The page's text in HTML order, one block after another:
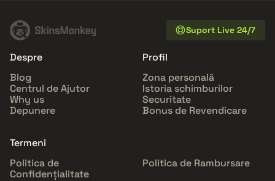
Suport Live 24/7
Despre
Blog
Centrul de Ajutor
Why us
Depunere
Profil
Zona personală
Istoria schimburilor
Securitate
Bonus de Revendicare
Termeni
Politica de
Confidențialitate
Politica de Rambursare